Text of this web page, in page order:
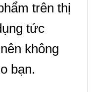
trên thị
tức
không
bạn.